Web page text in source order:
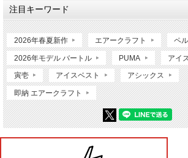
注目キーワード
2026年春夏新作 エアークラフト ペ
2026年モデル バートル PUMA アイ
寅壱 アイスベスト アシックス
即納 エアークラフト